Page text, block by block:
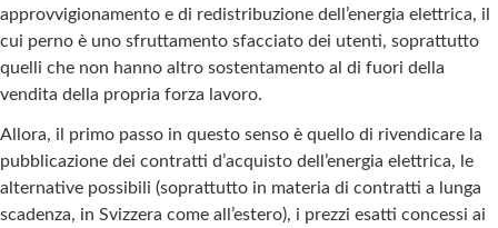
approvvigionamento e di redistribuzione dell’energia elettrica, il
cui perno è uno sfruttamento sfacciato dei utenti, soprattutto
quelli che non hanno altro sostentamento al di fuori della
vendita della propria forza lavoro.
Allora, il primo passo in questo senso è quello di rivendicare la
pubblicazione dei contratti d’acquisto dell’energia elettrica, le
alternative possibili (soprattutto in materia di contratti a lunga
scadenza, in Svizzera come all’estero), i prezzi esatti concessi ai